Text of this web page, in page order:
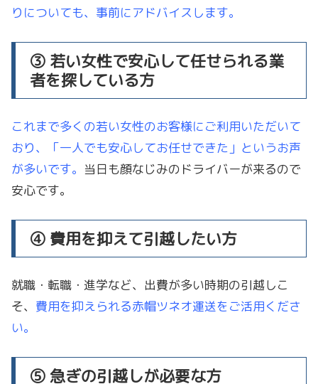
りについても、事前にアドバイスします。
③ 若い女性で安心して任せられる業
者を探している方
これまで多くの若い女性のお客様にご利用いただいて
おり、「一人でも安心してお任せできた」というお声
が多いです。 当日も顔なじみのドライバーが来るので
安心です。
④ 費用を抑えて引越したい方
就職・転職・進学など、出費が多い時期の引越しこ
そ、 費用を抑えられる赤帽ツネオ運送をご活用くださ
い。
⑤ 急ぎの引越しが必要な方